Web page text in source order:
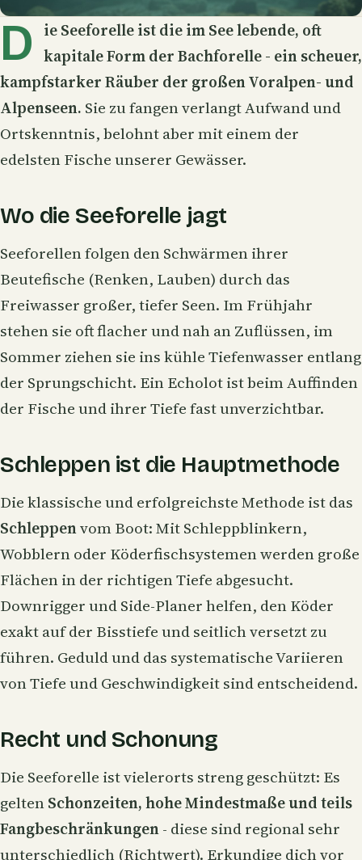
D ieSeeforelleist die im See lebende, oft
kapitale Form der Bachforelle - ein scheuer,
kampfstarker Räuber der großen Voralpen- und
Alpenseen. Sie zu fangen verlangt Aufwand und
Ortskenntnis, belohnt aber mit einem der
edelsten Fische unserer Gewässer.
Wo die Seeforelle jagt
Seeforellen folgen den Schwärmen ihrer
Beutefische (Renken, Lauben) durch das
Freiwasser großer, tiefer Seen. Im Frühjahr
stehen sie oft flacher und nah an Zuflüssen, im
Sommer ziehen sie ins kühle Tiefenwasser entlang
der Sprungschicht. EinEcholotist beim Auffinden
der Fische und ihrer Tiefe fast unverzichtbar.
Schleppen ist die Hauptmethode
Die klassische und erfolgreichste Methode ist das
Schleppenvom Boot: Mit Schleppblinkern,
Wobblern oder Köderfischsystemen werden große
Flächen in der richtigen Tiefe abgesucht.
Downrigger und Side-Planer helfen, den Köder
exakt auf der Bisstiefe und seitlich versetzt zu
führen. Geduld und das systematische Variieren
von Tiefe und Geschwindigkeit sind entscheidend.
Recht und Schonung
Die Seeforelle ist vielerorts streng geschützt: Es
geltenSchonzeiten, hohe Mindestmaße und teils
Fangbeschränkungen- diese sind regional sehr
unterschiedlich (Richtwert). Erkundige dich vor